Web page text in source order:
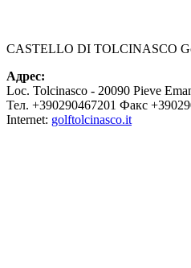
CASTELLO DI TOLCINASCO
Адрес:
Loc. Tolcinasco - 20090 Pieve
Тел. +390290467201 Факс
Internet: golftolcinasco.it